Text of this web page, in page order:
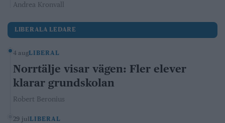
Andrea Kronvall
LIBERALA LEDARE
4 augLIBERAL
Norrtälje visar vägen: Fler elever
klarar grundskolan
Robert Beronius
29 julLIBERAL